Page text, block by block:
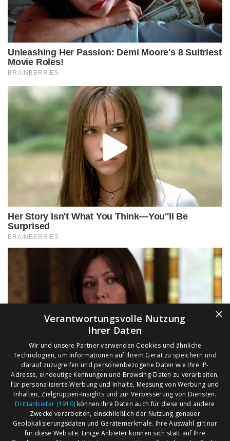
×
Verantwortungsvolle Nutzung
Ihrer Daten
Wir und unsere Partner verwenden Cookies und ähnliche
Technologien, um Informationen auf Ihrem Gerät zu speichern und
darauf zuzugreifen und personenbezogene Daten wie Ihre IP-
Adresse, eindeutige Kennungen und Browsing-Daten zu verarbeiten,
für personalisierte Werbung und Inhalte, Messung von Werbung und
Inhalten, Zielgruppen-Insights und zur Verbesserung von Diensten.
Drittanbieter (1910) können Ihre Daten auch für diese und andere
Zwecke verarbeiten, einschließlich der Nutzung genauer
Geolokalisierungsdaten und Gerätemerkmale. Ihre Auswahl gilt nur
für diese Website. Einige Anbieter können sich statt auf Ihre